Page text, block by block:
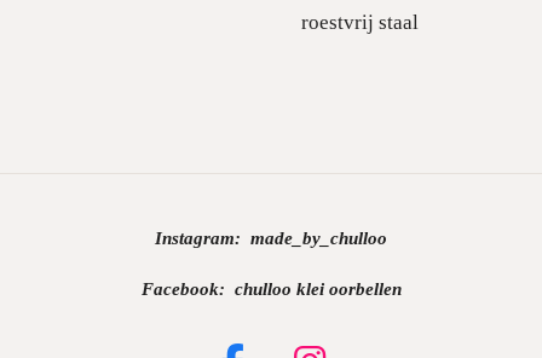
roestvrij staal
Instagram: made_by_chulloo
Facebook: chulloo klei oorbellen